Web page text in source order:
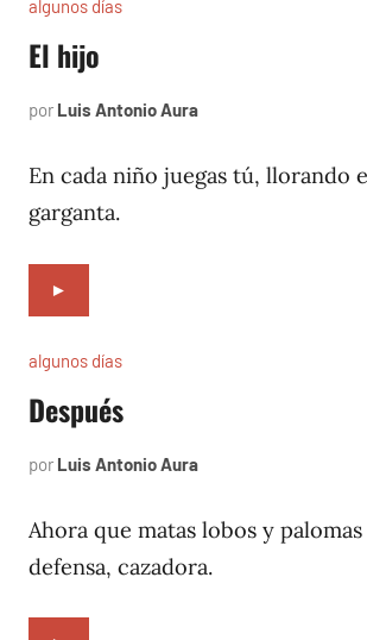
algunos días
El hijo
por Luis Antonio Aura
1997
En cada niño juegas tú, llorando
garganta.
►
algunos días
Después
por Luis Antonio Aura
1997
Ahora que matas lobos y
defensa, cazadora.